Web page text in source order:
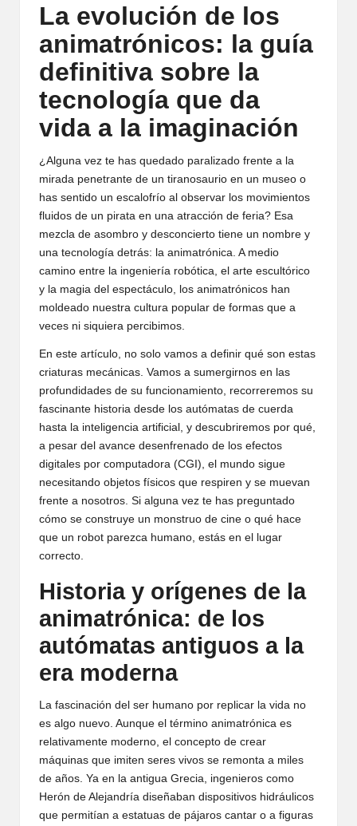
La evolución de los
animatrónicos: la guía
definitiva sobre la
tecnología que da
vida a la imaginación
¿Alguna vez te has quedado paralizado frente a la
mirada penetrante de un tiranosaurio en un museo o
has sentido un escalofrío al observar los movimientos
fluidos de un pirata en una atracción de feria? Esa
mezcla de asombro y desconcierto tiene un nombre y
una tecnología detrás: la animatrónica. A medio
camino entre la ingeniería robótica, el arte escultórico
y la magia del espectáculo, los animatrónicos han
moldeado nuestra cultura popular de formas que a
veces ni siquiera percibimos.
En este artículo, no solo vamos a definir qué son estas
criaturas mecánicas. Vamos a sumergirnos en las
profundidades de su funcionamiento, recorreremos su
fascinante historia desde los autómatas de cuerda
hasta la inteligencia artificial, y descubriremos por qué,
a pesar del avance desenfrenado de los efectos
digitales por computadora (CGI), el mundo sigue
necesitando objetos físicos que respiren y se muevan
frente a nosotros. Si alguna vez te has preguntado
cómo se construye un monstruo de cine o qué hace
que un robot parezca humano, estás en el lugar
correcto.
Historia y orígenes de la
animatrónica: de los
autómatas antiguos a la
era moderna
La fascinación del ser humano por replicar la vida no
es algo nuevo. Aunque el término animatrónica es
relativamente moderno, el concepto de crear
máquinas que imiten seres vivos se remonta a miles
de años. Ya en la antigua Grecia, ingenieros como
Herón de Alejandría diseñaban dispositivos hidráulicos
que permitían a estatuas de pájaros cantar o a figuras